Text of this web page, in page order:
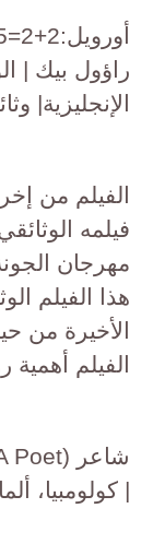
راؤول بيك |
الإنجليزية|
الفيلم من
فيلمه
هذا الفيلم
الأخيرة من
الفيلم أهمية
| كولومبيا،